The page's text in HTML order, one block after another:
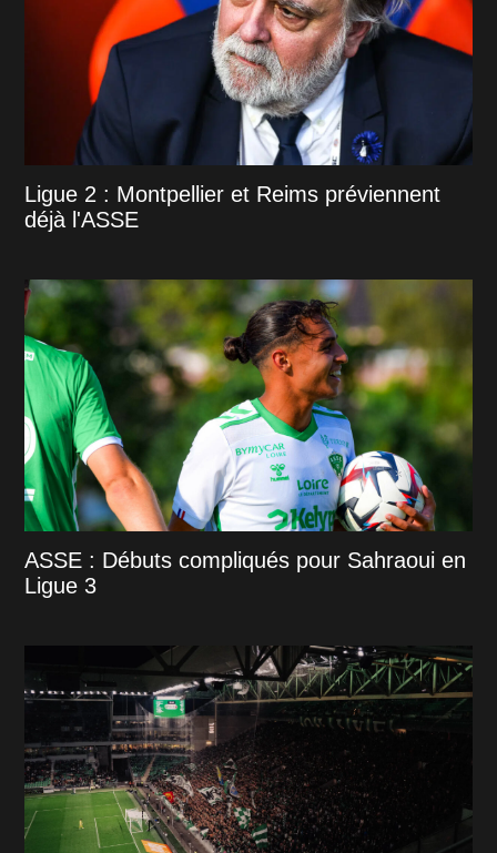
Ligue 2 : Montpellier et Reims préviennent
déjà l'ASSE
ASSE : Débuts compliqués pour Sahraoui en
Ligue 3